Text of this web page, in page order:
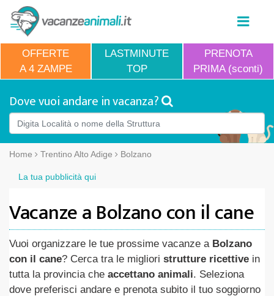
OFFERTE
A 4 ZAMPE
LASTMINUTE
TOP
PRENOTA
PRIMA (sconti)
Dove vuoi andare in vacanza?
Home Trentino Alto Adige Bolzano
La tua pubblicità qui
Vacanze a Bolzano con il cane
Vuoi organizzare le tue prossime vacanze a Bolzano
con il cane? Cerca tra le migliori strutture ricettive in
tutta la provincia che accettano animali. Seleziona
dove preferisci andare e prenota subito il tuo soggiorno